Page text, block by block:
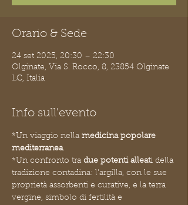
Orario & Sede
24 set 2025, 20:30 – 22:30
Olginate, Via S. Rocco, 8, 23854 Olginate
LC, Italia
Info sull'evento
*Un viaggio nella medicina popolare
mediterranea.
*Un confronto tra due potenti alleati della
tradizione contadina: l'argilla, con le sue
proprietà assorbenti e curative, e la terra
vergine, simbolo di fertilità e